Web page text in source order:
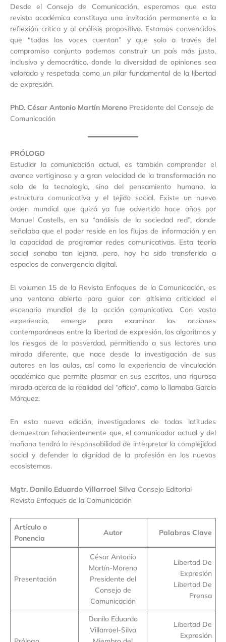
Desde el Consejo de Comunicación, esperamos que esta
revista académica constituya una invitación permanente a la
reflexión crítica y al análisis propositivo. Estamos convencidos
que “todas las voces cuentan” y que solo a través del
compromiso conjunto podemos construir un país más justo,
inclusivo y democrático, donde la diversidad de opiniones sea
valorada y respetada como un pilar fundamental de la libertad
de expresión.
PhD. César Antonio Martín Moreno Presidente del Consejo de
Comunicación
PRÓLOGO
Estudiar la comunicación actual, es también comprender el
avance vertiginoso y a gran velocidad de la transformación no
solo de la tecnología, sino del pensamiento humano, la
estructura comunicativa y el tejido social. Existe un nuevo
orden mundial que quizá ya fue advertido hace años por
Manuel Castells, en su “análisis de la sociedad red”, donde
señalaba que el poder reside en los flujos de información y en
la capacidad de programar redes comunicativas. Esta teoría
social sonaba tan lejana, pero, hoy ha sido transferida a
espacios de convergencia digital.
El volumen 15 de la Revista Enfoques de la Comunicación, es
una ventana abierta para guiar con altísima criticidad el
escenario mundial de la acción comunicativa. Con vasta
experiencia, emerge para examinar las acciones
contemporáneas entre la libertad de expresión, los algoritmos y
los riesgos de la posverdad, permitiendo a sus lectores una
mirada diferente, que nace desde la investigación de sus
autores en las aulas, así como la experiencia de vinculación
académica que permite plasmar en sus escritos, una rigurosa
mirada acerca de la realidad del “oficio”, como lo llamaba García
Márquez.
En esta nueva edición, investigadores de todas latitudes
demuestran fehacientemente que, el comunicador actual y del
mañana tendrá la responsabilidad de interpretar la complejidad
social y defender la dignidad de la profesión en los nuevos
ecosistemas.
Mgtr. Danilo Eduardo Villarroel Silva Consejo Editorial
Revista Enfoques de la Comunicación
Artículo o
Ponencia
Autor Palabras Clave
Presentación
César Antonio
Martín-Moreno
Presidente del
Consejo de
Comunicación
Libertad De
Expresión
Libertad De
Prensa
Danilo Eduardo
Villarroel-Silva
Libertad De
Expresión